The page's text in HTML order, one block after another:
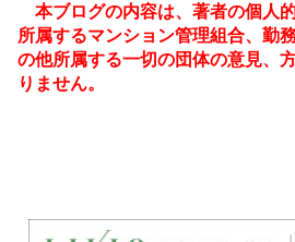
本ブログの内容は、著者の個人
所属するマンション管理組合、勤
の他所属する一切の団体の意見、
りません。